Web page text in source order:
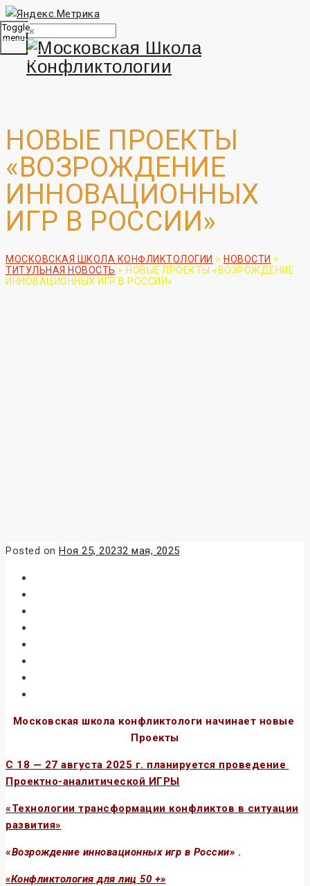
Toggle
menu
НОВЫЕ ПРОЕКТЫ
«ВОЗРОЖДЕНИЕ
ИННОВАЦИОННЫХ
ИГР В РОССИИ»
МОСКОВСКАЯ ШКОЛА КОНФЛИКТОЛОГИИ > НОВОСТИ >
ТИТУЛЬНАЯ НОВОСТЬ > НОВЫЕ ПРОЕКТЫ «ВОЗРОЖДЕНИЕ
ИННОВАЦИОННЫХ ИГР В РОССИИ»
Posted on Ноя 25, 20232 мая, 2025
Московская школа конфликтологи начинает новые
Проекты
С 18 — 27 августа 2025 г. планируется проведение
Проектно-аналитической ИГРЫ
«Технологии трансформации конфликтов в ситуации
развития»
«Возрождение инновационных игр в России» .
«Конфликтология для лиц 50 +»